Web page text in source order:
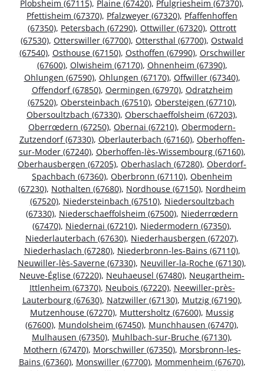
Plobsheim (67115), Plaine (67420), Pfulgriesheim (67370),
Pfettisheim (67370), Pfalzweyer (67320), Pfaffenhoffen
(67350), Petersbach (67290), Ottwiller (67320), Ottrott
(67530), Otterswiller (67700), Ottersthal (67700), Ostwald
(67540), Osthouse (67150), Osthoffen (67990), Orschwiller
(67600), Olwisheim (67170), Ohnenheim (67390),
Ohlungen (67590), Ohlungen (67170), Offwiller (67340),
Offendorf (67850), Oermingen (67970), Odratzheim
(67520), Obersteinbach (67510), Obersteigen (67710),
Obersoultzbach (67330), Oberschaeffolsheim (67203),
Oberrœdern (67250), Obernai (67210), Obermodern-
Zutzendorf (67330), Oberlauterbach (67160), Oberhoffen-
sur-Moder (67240), Oberhoffen-lès-Wissembourg (67160),
Oberhausbergen (67205), Oberhaslach (67280), Oberdorf-
Spachbach (67360), Oberbronn (67110), Obenheim
(67230), Nothalten (67680), Nordhouse (67150), Nordheim
(67520), Niedersteinbach (67510), Niedersoultzbach
(67330), Niederschaeffolsheim (67500), Niederrœdern
(67470), Niedernai (67210), Niedermodern (67350),
Niederlauterbach (67630), Niederhausbergen (67207),
Niederhaslach (67280), Niederbronn-les-Bains (67110),
Neuwiller-lès-Saverne (67330), Neuviller-la-Roche (67130),
Neuve-Église (67220), Neuhaeusel (67480), Neugartheim-
Ittlenheim (67370), Neubois (67220), Neewiller-près-
Lauterbourg (67630), Natzwiller (67130), Mutzig (67190),
Mutzenhouse (67270), Muttersholtz (67600), Mussig
(67600), Mundolsheim (67450), Munchhausen (67470),
Mulhausen (67350), Muhlbach-sur-Bruche (67130),
Mothern (67470), Morschwiller (67350), Morsbronn-les-
Bains (67360), Monswiller (67700), Mommenheim (67670),